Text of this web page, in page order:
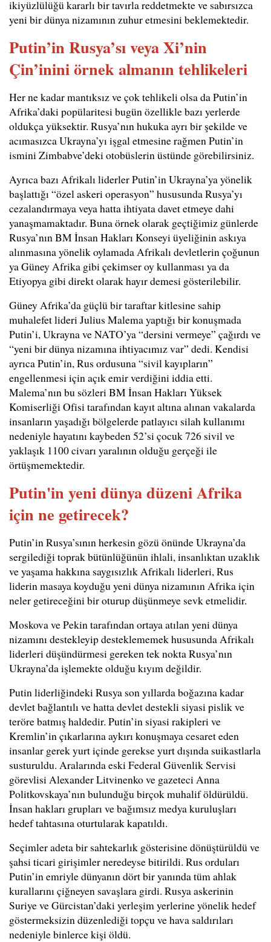
ikiyüzlülüğü kararlı bir tavırla reddetmekte ve sabırsızca
yeni bir dünya nizamının zuhur etmesini beklemektedir.
Putin’in Rusya’sı veya Xi’nin
Çin’inini örnek almanın tehlikeleri
Her ne kadar mantıksız ve çok tehlikeli olsa da Putin’in
Afrika’daki popülaritesi bugün özellikle bazı yerlerde
oldukça yüksektir. Rusya’nın hukuka ayrı bir şekilde ve
acımasızca Ukrayna’yı işgal etmesine rağmen Putin’in
ismini Zimbabve’deki otobüslerin üstünde görebilirsiniz.
Ayrıca bazı Afrikalı liderler Putin’in Ukrayna’ya yönelik
başlattığı “özel askeri operasyon” hususunda Rusya’yı
cezalandırmaya veya hatta ihtiyata davet etmeye dahi
yanaşmamaktadır. Buna örnek olarak geçtiğimiz günlerde
Rusya’nın BM İnsan Hakları Konseyi üyeliğinin askıya
alınmasına yönelik oylamada Afrikalı devletlerin çoğunun
ya Güney Afrika gibi çekimser oy kullanması ya da
Etiyopya gibi direkt olarak hayır demesi gösterilebilir.
Güney Afrika’da güçlü bir taraftar kitlesine sahip
muhalefet lideri Julius Malema yaptığı bir konuşmada
Putin’i, Ukrayna ve NATO’ya “dersini vermeye” çağırdı ve
“yeni bir dünya nizamına ihtiyacımız var” dedi. Kendisi
ayrıca Putin’in, Rus ordusuna “sivil kayıpların”
engellenmesi için açık emir verdiğini iddia etti.
Malema’nın bu sözleri BM İnsan Hakları Yüksek
Komiserliği Ofisi tarafından kayıt altına alınan vakalarda
insanların yaşadığı bölgelerde patlayıcı silah kullanımı
nedeniyle hayatını kaybeden 52’si çocuk 726 sivil ve
yaklaşık 1100 civarı yaralının olduğu gerçeği ile
örtüşmemektedir.
Putin'in yeni dünya düzeni Afrika
için ne getirecek?
Putin’in Rusya’sının herkesin gözü önünde Ukrayna’da
sergilediği toprak bütünlüğünün ihlali, insanlıktan uzaklık
ve yaşama hakkına saygısızlık Afrikalı liderleri, Rus
liderin masaya koyduğu yeni dünya nizamının Afrika için
neler getireceğini bir oturup düşünmeye sevk etmelidir.
Moskova ve Pekin tarafından ortaya atılan yeni dünya
nizamını destekleyip desteklememek hususunda Afrikalı
liderleri düşündürmesi gereken tek nokta Rusya’nın
Ukrayna’da işlemekte olduğu kıyım değildir.
Putin liderliğindeki Rusya son yıllarda boğazına kadar
devlet bağlantılı ve hatta devlet destekli siyasi pislik ve
teröre batmış haldedir. Putin’in siyasi rakipleri ve
Kremlin’in çıkarlarına aykırı konuşmaya cesaret eden
insanlar gerek yurt içinde gerekse yurt dışında suikastlarla
susturuldu. Aralarında eski Federal Güvenlik Servisi
görevlisi Alexander Litvinenko ve gazeteci Anna
Politkovskaya’nın bulunduğu birçok muhalif öldürüldü.
İnsan hakları grupları ve bağımsız medya kuruluşları
hedef tahtasına oturtularak kapatıldı.
Seçimler adeta bir sahtekarlık gösterisine dönüştürüldü ve
şahsi ticari girişimler neredeyse bitirildi. Rus orduları
Putin’in emriyle dünyanın dört bir yanında tüm ahlak
kurallarını çiğneyen savaşlara girdi. Rusya askerinin
Suriye ve Gürcistan’daki yerleşim yerlerine yönelik hedef
göstermeksizin düzenlediği topçu ve hava saldırıları
nedeniyle binlerce kişi öldü.